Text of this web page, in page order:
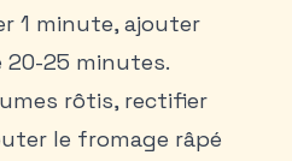
1 minute, ajouter
20-25 minutes.
rôtis, rectifier
le fromage râpé